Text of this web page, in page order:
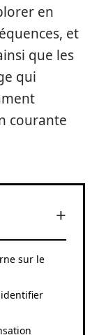
en
et
que les
qui
courante
sur le
identifier